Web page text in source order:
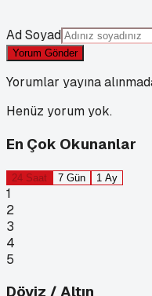
Ad Soyad
Yorum Gönder
Yorumlar yayına
Henüz yorum yok.
En Çok Okunanlar
24 Saat 7 Gün 1 Ay
1
2
3
4
5
Döviz / Altın